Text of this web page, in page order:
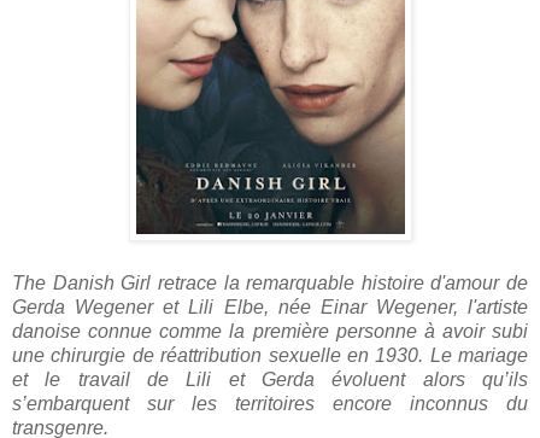
The Danish Girl retrace la remarquable histoire d'amour de
Gerda Wegener et Lili Elbe, née Einar Wegener, l'artiste
danoise connue comme la première personne à avoir subi
une chirurgie de réattribution sexuelle en 1930. Le mariage
et le travail de Lili et Gerda évoluent alors qu’ils
s’embarquent sur les territoires encore inconnus du
transgenre.